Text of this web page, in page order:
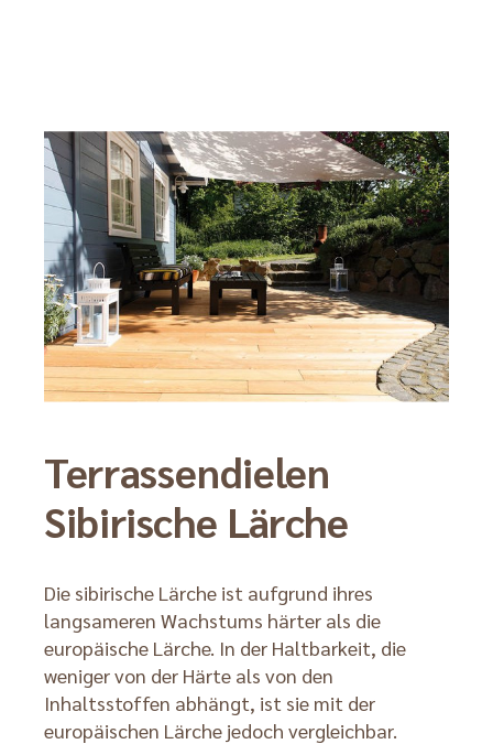
Terrassendielen
Sibirische Lärche
Die sibirische Lärche ist aufgrund ihres
langsameren Wachstums härter als die
europäische Lärche. In der Haltbarkeit, die
weniger von der Härte als von den
Inhaltsstoffen abhängt, ist sie mit der
europäischen Lärche jedoch vergleichbar.